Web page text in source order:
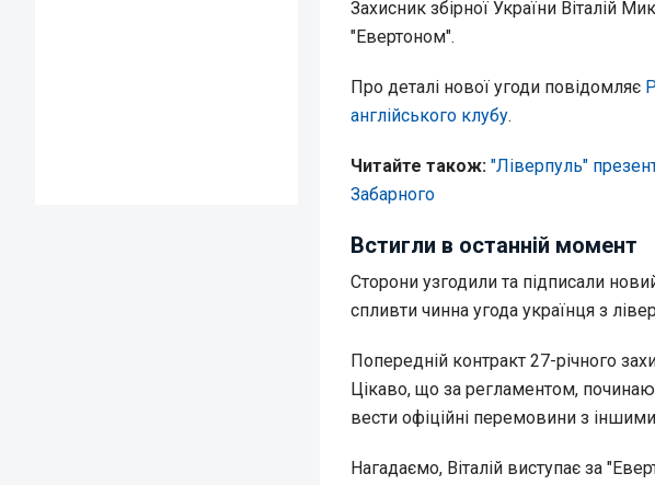
Захисник збірної України Віталій
"Евертоном".
Про деталі нової угоди повідомляє
англійського клубу.
Читайте також: "Ліверпуль"
Забарного
Встигли в останній момент
Сторони узгодили та підписали
спливти чинна угода українця з
Попередній контракт 27-річного
Цікаво, що за регламентом,
вести офіційні перемовини з
Нагадаємо, Віталій виступає за